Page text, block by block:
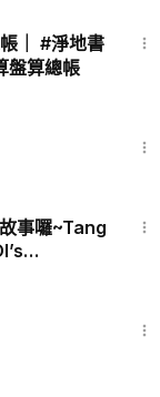
,#人生哲學,#耶
｜ #淨地書
盤算總帳
事囉~Tang
希望之声